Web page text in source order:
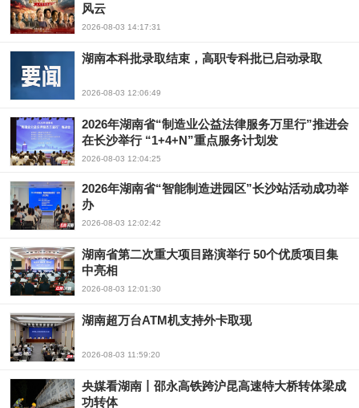
风云
2026-08-03 14:17:31
湖南本科批录取结束，高职专科批已启动录取
2026-08-03 12:06:49
2026年湖南省“制造业公益法律服务万里行”推进会
在长沙举行 “1+4+N”重点服务计划发
2026-08-03 12:04:25
2026年湖南省“智能制造进园区”长沙站活动成功举
办
2026-08-03 12:02:42
湖南省第二次重大项目路演举行 50个优质项目集
中亮相
2026-08-03 12:01:30
湖南超万台ATM机支持外卡取现
2026-08-03 11:59:20
央媒看湖南丨邵永高铁跨沪昆高速特大桥转体梁成
功转体